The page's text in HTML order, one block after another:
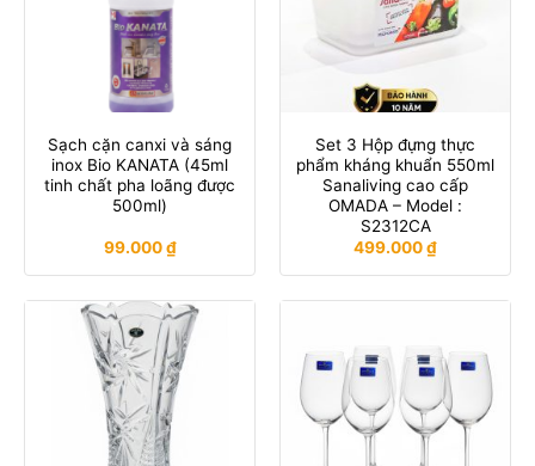
Sạch cặn canxi và sáng
inox Bio KANATA (45ml
tinh chất pha loãng được
500ml)
99.000₫
Set 3 Hộp đựng thực
phẩm kháng khuẩn 550ml
Sanaliving cao cấp
OMADA – Model :
S2312CA
499.000₫